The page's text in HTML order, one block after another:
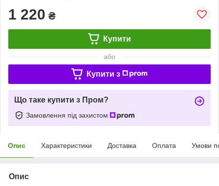
1 220 ₴
Купити
або
Купити з
Що таке купити з Пром?
Замовлення під захистом
Опис Характеристики Доставка Оплата Умови
Опис